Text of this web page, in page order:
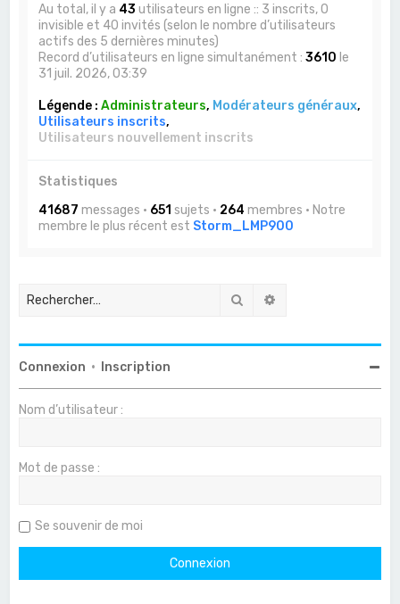
Au total, il y a 43 utilisateurs en ligne :: 3 inscrits, 0
invisible et 40 invités (selon le nombre d’utilisateurs
actifs des 5 dernières minutes)
Record d’utilisateurs en ligne simultanément :3610 le
31 juil. 2026, 03:39
Légende :Administrateurs, Modérateurs généraux,
Utilisateurs inscrits,
Utilisateurs nouvellement inscrits
Statistiques
41687 messages • 651 sujets • 264 membres • Notre
membre le plus récent est Storm_LMP900
Rechercher
Connexion • Inscription
Nom d’utilisateur :
Mot de passe :
Se souvenir de moi